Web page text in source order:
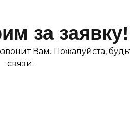
за заявку!
Вам. Пожалуйста,
связи.